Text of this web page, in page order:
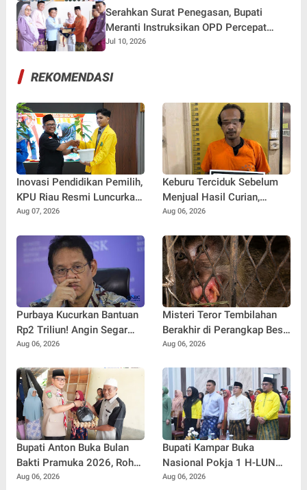
Masyarakat
Serahkan Surat Penegasan, Bupati
Meranti Instruksikan OPD Percepat
Tindak Lanjut LHP BPK
Jul 10, 2026
REKOMENDASI
Inovasi Pendidikan Pemilih,
KPU Riau Resmi Luncurkan
Sekolah Pemilu Hijau 2026
Aug 07, 2026
Keburu Terciduk Sebelum
Menjual Hasil Curian,
Maling Kantor Balai
Diringkus
Aug 06, 2026
Purbaya Kucurkan Bantuan
Rp2 Triliun! Angin Segar
Bagi Pemda untuk
Pegawai
Aug 06, 2026
Misteri Teror Tembilahan
Berakhir di Perangkap Besi,
Tapi Mungkinkah Ada
Mengintai ?
Aug 06, 2026
Bupati Anton Buka Bulan
Bakti Pramuka 2026, Rohul
Lepas 48 Kontingen
Aug 06, 2026
Bupati Kampar Buka
Nasional Pokja 1 H-LUN
Kabupaten Kampar 2026
Aug 06, 2026